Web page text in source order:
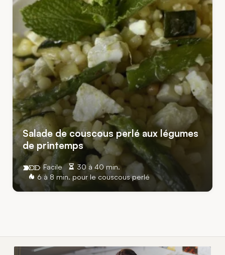
Salade de couscous perlé aux légumes
de printemps
30 à 40 min.
6 à 8 min. pour le couscous perlé
Facile